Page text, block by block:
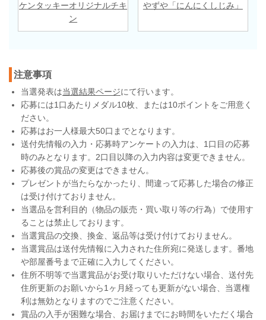
ケンタッキーオリジナルチキ
ン
やずや「にんにくしじみ」
注意事項
当選発表は当選結果ページにて行います。
応募には1口あたりメダル10枚、または10ポイントをご用意く
ださい。
応募はお一人様最大50口までとなります。
送付先情報の入力・応募時アンケートの入力は、1口目の応募
時のみとなります。2口目以降の入力内容は変更できません。
応募後の賞品の変更はできません。
プレゼントが当たらなかったり、間違って応募した場合の修正
は受け付けておりません。
当選品を営利目的（物品の販売・買い取り等の行為）で使用す
ることは禁止しております。
当選賞品の交換、換金、返品等は受け付けておりません。
当選賞品は送付先情報に入力された住所宛に発送します。番地
や部屋番号まで正確に入力してください。
住所不明等で当選賞品がお受け取りいただけない場合、送付先
住所更新のお願いから1ヶ月経っても更新がない場合、当選権
利は無効となりますのでご注意ください。
賞品の入手が困難な場合、お届けまでにお時間をいただく場合